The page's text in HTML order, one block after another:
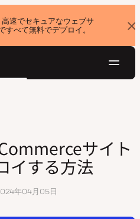
速でセキュアなウェブサ
べて無料でデプロイ。
バ
じ
ョ
をKinstaでデプロイする方法
サイト
イする方法
年04月05日